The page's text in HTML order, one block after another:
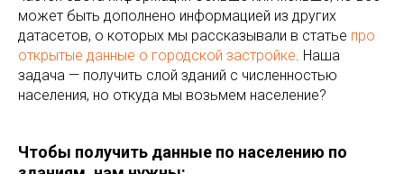
может быть дополнено информацией из других
датасетов, о которых мы рассказывали в статье про
открытые данные о городской застройке. Наша
задача — получить слой зданий с численностью
населения, но откуда мы возьмем население?
Чтобы получить данные по населению по